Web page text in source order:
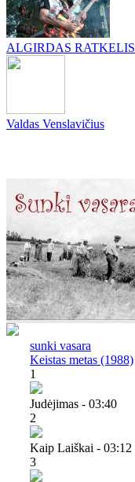
ALGIRDAS RATKELIS
Valdas Venslavičius
sunki vasara
Keistas metas (1988)
1
Judėjimas - 03:40
2
Kaip Laiškai - 03:12
3